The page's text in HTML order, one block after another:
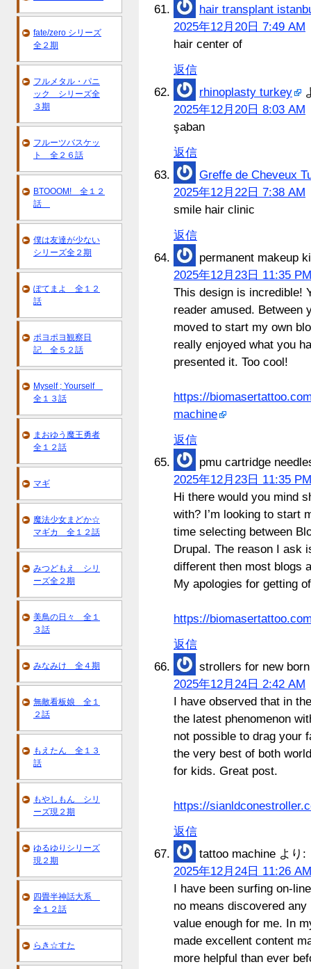
hair transplant
2025年12月20日 7:49 AM
hair center of
返信
rhinoplasty turkey
2025年12月20日 8:03 AM
şaban
返信
Greffe de Cheveux
2025年12月22日 7:38 AM
smile hair clinic
返信
permanent makeup
2025年12月23日 11:35 PM
This design is incredible!
reader amused. Between
moved to start my own
really enjoyed what you
presented it. Too cool!
https://
machine
返信
pmu cartridge
2025年12月23日 11:35 PM
Hi there would you mind
with? I’m looking to start
time selecting between
Drupal. The reason I ask
different then most blogs
My apologies for getting
https://
返信
strollers for new born
2025年12月24日 2:42 AM
I have observed that in
the latest phenomenon
not possible to drag your
the very best of both
for kids. Great post.
https://
返信
tattoo machine より:
2025年12月24日 11:26 AM
I have been surfing on-
no means discovered
value enough for me. In
made excellent content
more helpful than ever
fate/zero シリーズ
全２期
フルメタル・パニ
ック シリーズ全
３期
フルーツバスケッ
ト 全２６話
BTOOOM! 全１２
話
僕は友達が少ない
シリーズ全２期
ぽてまよ 全１２
話
ポヨポヨ観察日
記 全５２話
Myself ; Yourself
全１３話
まおゆう魔王勇者
全１２話
マギ
魔法少女まどか☆
マギカ 全１２話
みつどもえ シリ
ーズ全２期
美鳥の日々 全１
３話
みなみけ 全４期
無敵看板娘 全１
２話
もえたん 全１３
話
もやしもん シリ
ーズ現２期
ゆるゆりシリーズ
現２期
四畳半神話大系
全１２話
らき☆すた